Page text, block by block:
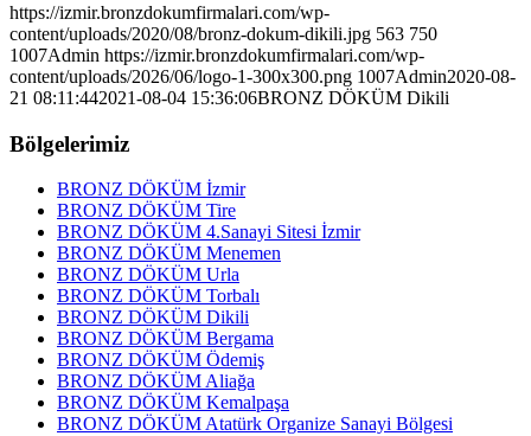
https://izmir.bronzdokumfirmalari.com/wp-
content/uploads/2020/08/bronz-dokum-dikili.jpg 563 750
1007Admin https://izmir.bronzdokumfirmalari.com/wp-
content/uploads/2026/06/logo-1-300x300.png 1007Admin2020-08-
21 08:11:442021-08-04 15:36:06BRONZ DÖKÜM Dikili
Bölgelerimiz
BRONZ DÖKÜM İzmir
BRONZ DÖKÜM Tire
BRONZ DÖKÜM 4.Sanayi Sitesi İzmir
BRONZ DÖKÜM Menemen
BRONZ DÖKÜM Urla
BRONZ DÖKÜM Torbalı
BRONZ DÖKÜM Dikili
BRONZ DÖKÜM Bergama
BRONZ DÖKÜM Ödemiş
BRONZ DÖKÜM Aliağa
BRONZ DÖKÜM Kemalpaşa
BRONZ DÖKÜM Atatürk Organize Sanayi Bölgesi